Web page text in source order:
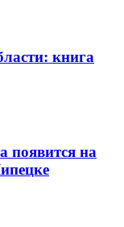
книга
появится на